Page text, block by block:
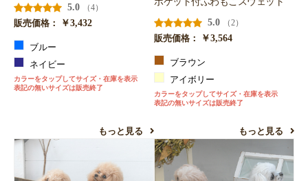
5.0
（4）
販売価格：
￥3,432
ブルー
ネイビー
カラーをタップしてサイズ・在庫を表示
表記の無いサイズは販売終了
もっと見る
5.0
（2）
販売価格：
￥3,564
ブラウン
アイボリー
カラーをタップしてサイズ・在庫を表示
表記の無いサイズは販売終了
もっと見る